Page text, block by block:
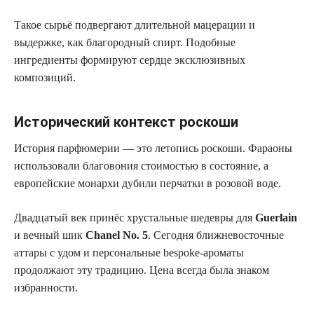
Такое сырьё подвергают длительной мацерации и
выдержке, как благородный спирт. Подобные
ингредиенты формируют сердце эксклюзивных
композиций.
Исторический контекст роскоши
История парфюмерии — это летопись роскоши. Фараоны
использовали благовония стоимостью в состояние, а
европейские монархи дубили перчатки в розовой воде.
Двадцатый век принёс хрустальные шедевры для Guerlain
и вечный шик Chanel No. 5. Сегодня ближневосточные
аттары с удом и персональные bespoke-ароматы
продолжают эту традицию. Цена всегда была знаком
избранности.